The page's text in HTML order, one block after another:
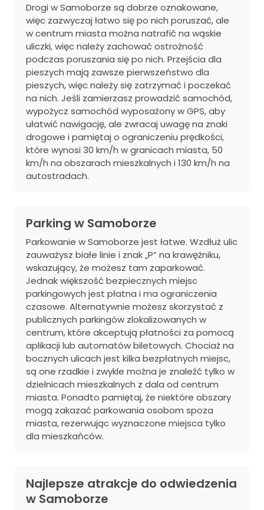
Drogi w Samoborze są dobrze oznakowane,
więc zazwyczaj łatwo się po nich poruszać, ale
w centrum miasta można natrafić na wąskie
uliczki, więc należy zachować ostrożność
podczas poruszania się po nich. Przejścia dla
pieszych mają zawsze pierwszeństwo dla
pieszych, więc należy się zatrzymać i poczekać
na nich. Jeśli zamierzasz prowadzić samochód,
wypożycz samochód wyposażony w GPS, aby
ułatwić nawigację, ale zwracaj uwagę na znaki
drogowe i pamiętaj o ograniczeniu prędkości,
które wynosi 30 km/h w granicach miasta, 50
km/h na obszarach mieszkalnych i 130 km/h na
autostradach.
Parking w Samoborze
Parkowanie w Samoborze jest łatwe. Wzdłuż ulic
zauważysz białe linie i znak „P” na krawężniku,
wskazujący, że możesz tam zaparkować.
Jednak większość bezpiecznych miejsc
parkingowych jest płatna i ma ograniczenia
czasowe. Alternatywnie możesz skorzystać z
publicznych parkingów zlokalizowanych w
centrum, które akceptują płatności za pomocą
aplikacji lub automatów biletowych. Chociaż na
bocznych ulicach jest kilka bezpłatnych miejsc,
są one rzadkie i zwykle można je znaleźć tylko w
dzielnicach mieszkalnych z dala od centrum
miasta. Ponadto pamiętaj, że niektóre obszary
mogą zakazać parkowania osobom spoza
miasta, rezerwując wyznaczone miejsca tylko
dla mieszkańców.
Najlepsze atrakcje do odwiedzenia
w Samoborze